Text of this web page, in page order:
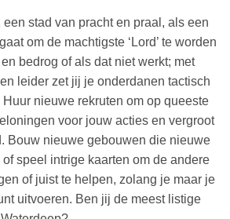
een stad van pracht en praal, als een
om de machtigste ‘Lord’ te worden
bedrog of als dat niet werkt; met
leider zet jij je onderdanen tactisch
nieuwe rekruten om op queeste
voor jouw acties en vergroot
Bouw nieuwe gebouwen die nieuwe
speel intrige kaarten om de andere
of juist te helpen, zolang je maar je
uitvoeren. Ben jij de meest listige